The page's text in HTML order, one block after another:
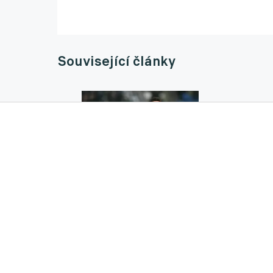
Související články